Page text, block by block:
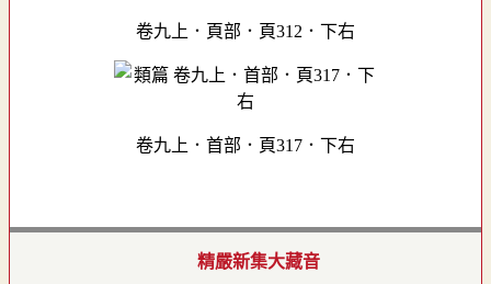
卷九上．頁部．頁312．下右
卷九上．首部．頁317．下右
精嚴新集大藏音